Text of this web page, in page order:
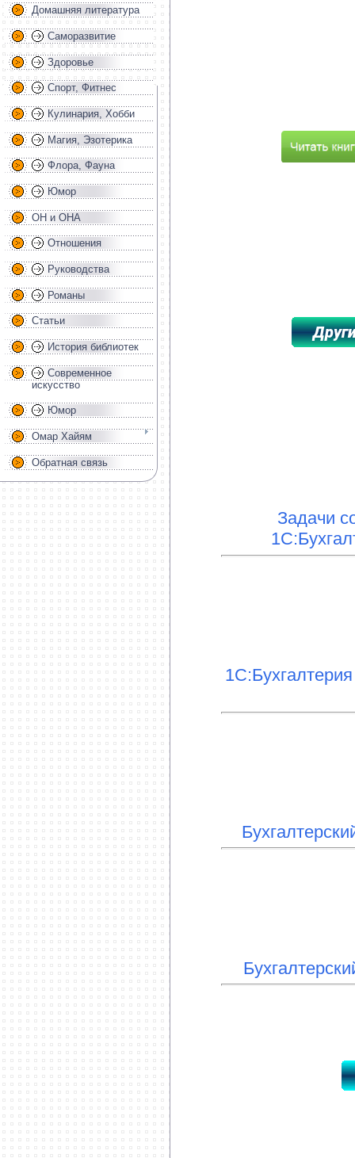
Домашняя литература
Саморазвитие
Здоровье
Спорт, Фитнес
Кулинария, Хобби
Магия, Эзотерика
Флора, Фауна
Юмор
ОН и ОНА
Отношения
Руководства
Романы
Статьи
История библиотек
Современное
искусство
Юмор
Омар Хайям
Обратная связь
Задачи